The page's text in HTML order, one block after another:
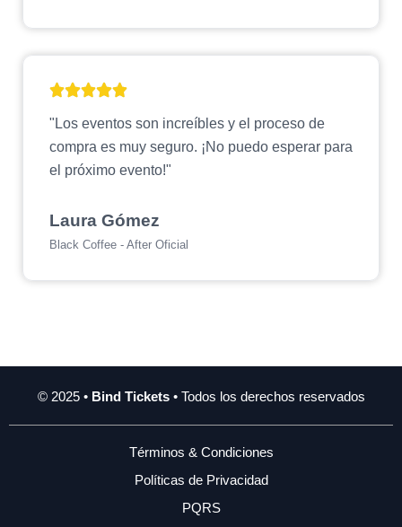
"Los eventos son increíbles y el proceso de
compra es muy seguro. ¡No puedo esperar para
el próximo evento!"
Laura Gómez
Black Coffee - After Oficial
© 2025 • Bind Tickets• Todos los derechos reservados
Términos & Condiciones
Políticas de Privacidad
PQRS